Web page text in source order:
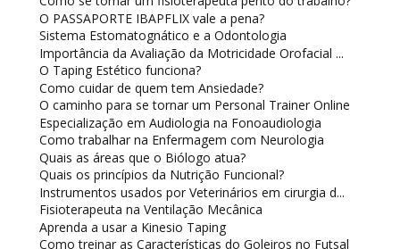
O PASSAPORTE IBAPFLIX vale a pena?
Sistema Estomatognático e a Odontologia
Importância da Avaliação da Motricidade Orofacial ...
O Taping Estético funciona?
Como cuidar de quem tem Ansiedade?
O caminho para se tornar um Personal Trainer Online
Especialização em Audiologia na Fonoaudiologia
Como trabalhar na Enfermagem com Neurologia
Quais as áreas que o Biólogo atua?
Quais os princípios da Nutrição Funcional?
Instrumentos usados por Veterinários em cirurgia d...
Fisioterapeuta na Ventilação Mecânica
Aprenda a usar a Kinesio Taping
Como treinar as Características do Goleiros no Futsal